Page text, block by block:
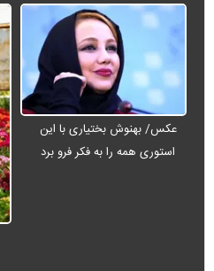
عکس/ بهنوش بختیاری با این
استوری همه را به فکر فرو برد